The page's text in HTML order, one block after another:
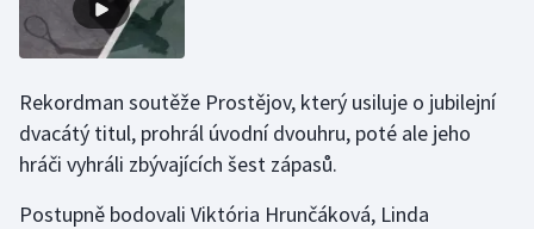
Krasobruslení
Lezení
Lyže a snowboard
Moderní pětiboj
Rekordman soutěže Prostějov, který usiluje o jubilejní
dvacátý titul, prohrál úvodní dvouhru, poté ale jeho
hráči vyhráli zbývajících šest zápasů.
Postupně bodovali Viktória Hrunčáková, Linda